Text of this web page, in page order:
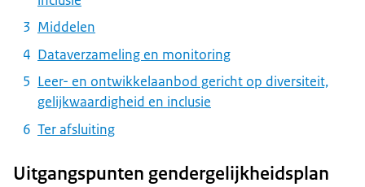
Middelen
Dataverzameling en monitoring
Leer- en ontwikkelaanbod gericht op diversiteit,
gelijkwaardigheid en inclusie
Ter afsluiting
Uitgangspunten gendergelijkheidsplan